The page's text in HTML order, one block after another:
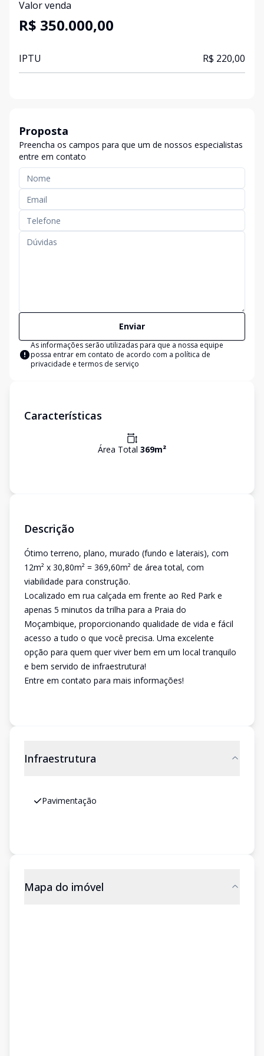
Valor venda
R$ 350.000,00
IPTU R$ 220,00
Proposta
Preencha os campos para que um de nossos especialistas
entre em contato
Enviar
As informações serão utilizadas para que a nossa equipe
possa entrar em contato de acordo com a política de
privacidade e termos de serviço
Características
Área Total 369m²
Descrição
Ótimo terreno, plano, murado (fundo e laterais), com
12m² x 30,80m² = 369,60m² de área total, com
viabilidade para construção.
Localizado em rua calçada em frente ao Red Park e
apenas 5 minutos da trilha para a Praia do
Moçambique, proporcionando qualidade de vida e fácil
acesso a tudo o que você precisa. Uma excelente
opção para quem quer viver bem em um local tranquilo
e bem servido de infraestrutura!
Entre em contato para mais informações!
Infraestrutura
Pavimentação
Mapa do imóvel